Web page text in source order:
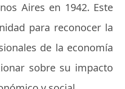
Aires en 1942. Este
para reconocer la
de la economía
sobre su impacto